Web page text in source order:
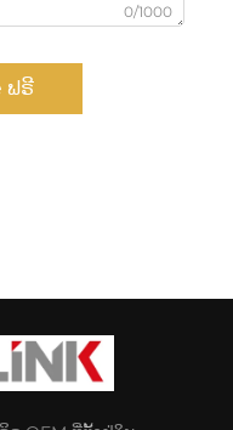
0/1000
ຟຣີ